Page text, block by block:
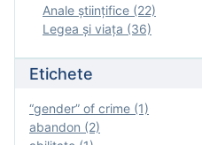
Anale ştiinţifice (22)
Legea şi viaţa (36)
Etichete
“gender” of crime (1)
abandon (2)